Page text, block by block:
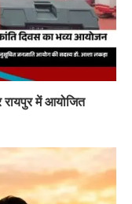
रायपुर में आयोजित